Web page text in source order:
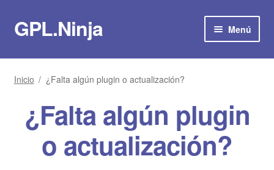
GPL.Ninja Menú
Suscribirse por 8€/mes
Plugins
Temas
Inicio / ¿Falta algún plugin o actualización?
¿Falta algún plugin
o actualización?